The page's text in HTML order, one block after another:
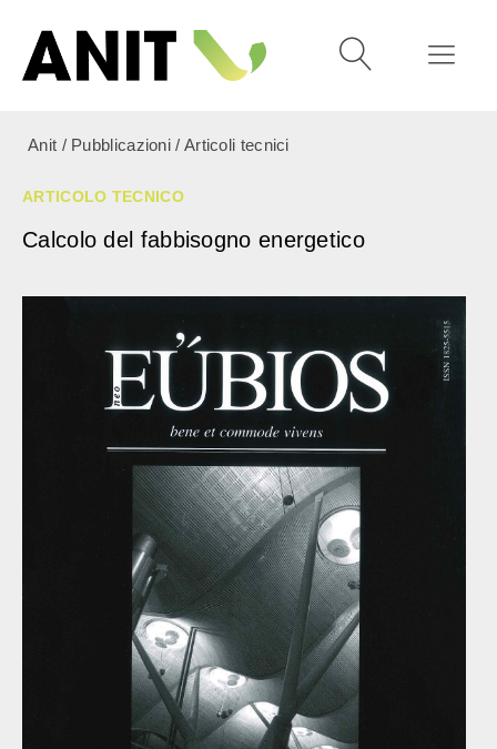
Anit / Pubblicazioni / Articoli tecnici
ARTICOLO TECNICO
Calcolo del fabbisogno energetico